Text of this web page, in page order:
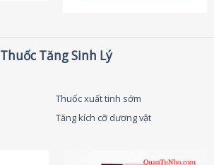
Thuốc Tăng Sinh Lý
Thuốc xuất tinh sớm
Tăng kích cỡ dương vật